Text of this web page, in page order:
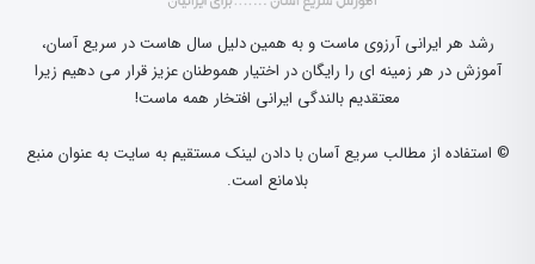
رشد هر ایرانی آرزوی ماست و به همین دلیل سال هاست در سریع آسان،
آموزش در هر زمینه ای را رایگان در اختیار هموطنان عزیز قرار می دهیم زیرا
معتقدیم بالندگی ایرانی افتخار همه ماست!
© استفاده از مطالب سریع آسان با دادن لینک مستقیم به سایت به عنوان منبع
بلامانع است.